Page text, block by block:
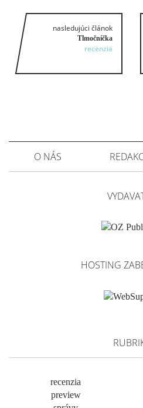
nasledujúci článok
Tlmočníčka
recenzia
O NÁS
HOSTING
recenzia
preview